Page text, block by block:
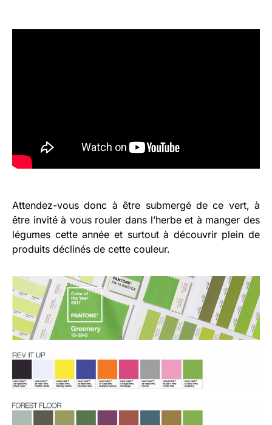
Attendez-vous donc à être submergé de ce vert, à
être invité à vous rouler dans l’herbe et à manger des
légumes cette année et surtout à découvrir plein de
produits déclinés de cette couleur.